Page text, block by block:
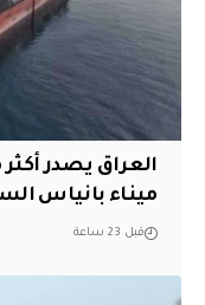
العراق يصدر
ميناء بانياس
قبل 23 ساعة